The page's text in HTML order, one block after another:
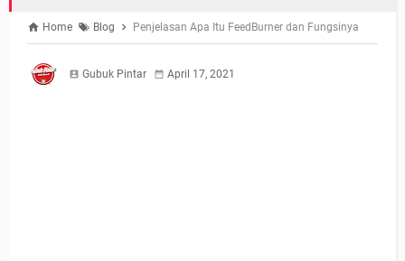
Home Blog Penjelasan Apa Itu FeedBurner dan Fungsinya
Gubuk Pintar April 17, 2021